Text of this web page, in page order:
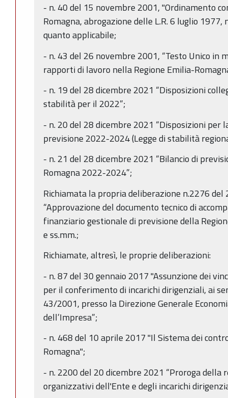
- n. 40 del 15 novembre 2001, "Ordinamento
Romagna, abrogazione delle L.R. 6 luglio
quanto applicabile;
- n. 43 del 26 novembre 2001, “Testo Unico in
rapporti di lavoro nella Regione Emilia-
- n. 19 del 28 dicembre 2021 “Disposizioni
stabilità per il 2022”;
- n. 20 del 28 dicembre 2021 “Disposizioni per
previsione 2022-2024 (Legge di stabilità
- n. 21 del 28 dicembre 2021 “Bilancio di
Romagna 2022-2024”;
Richiamata la propria deliberazione n.2276 del
“Approvazione del documento tecnico di
finanziario gestionale di previsione della
e ss.mm.;
Richiamate, altresì, le proprie deliberazioni:
- n. 87 del 30 gennaio 2017 "Assunzione dei
per il conferimento di incarichi dirigenziali, ai
43/2001, presso la Direzione Generale
dell’Impresa”;
- n. 468 del 10 aprile 2017 "Il Sistema dei
Romagna";
- n. 2200 del 20 dicembre 2021 “Proroga della
organizzativi dell'Ente e degli incarichi